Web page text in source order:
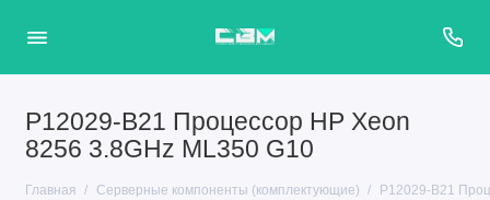
P12029-B21 Процессор HP Xeon
8256 3.8GHz ML350 G10
Главная Серверные компоненты (комплектующие) P12029-B21